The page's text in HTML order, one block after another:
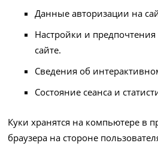
Данные авторизации на
Настройки и предпочтения
сайте.
Сведения об
Состояние сеанса и
Куки хранятся на компьютере в
браузера на стороне